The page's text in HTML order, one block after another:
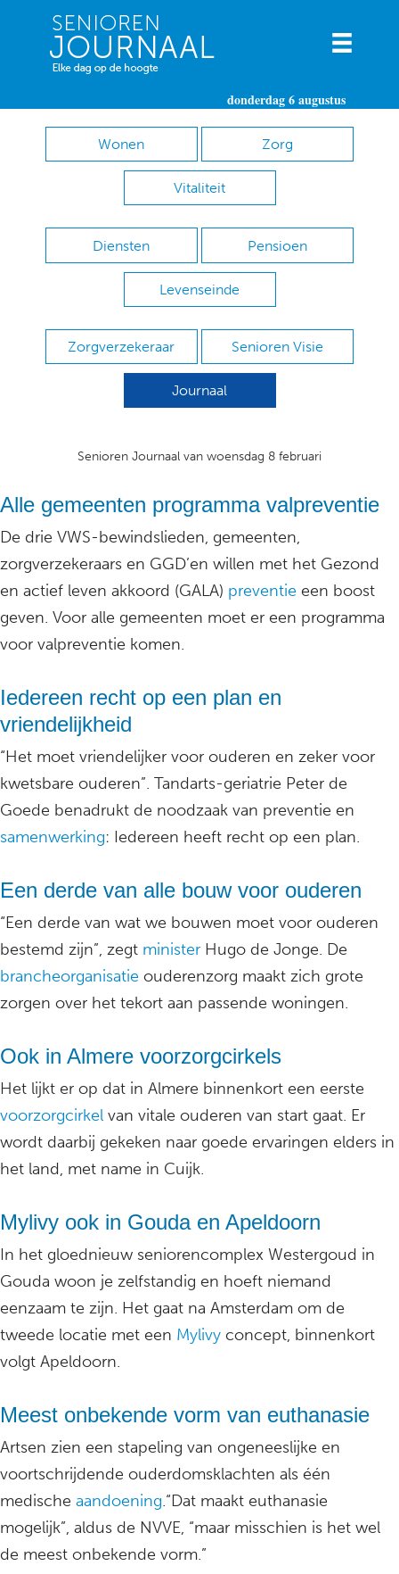
donderdag 6 augustus
Wonen Zorg
Vitaliteit
Diensten Pensioen
Levenseinde
Zorgverzekeraar Senioren Visie
Journaal
Senioren Journaal van woensdag 8 februari
Alle gemeenten programma valpreventie
De drie VWS-bewindslieden, gemeenten,
zorgverzekeraars en GGD’en willen met het Gezond
en actief leven akkoord (GALA) preventie een boost
geven. Voor alle gemeenten moet er een programma
voor valpreventie komen.
Iedereen recht op een plan en
vriendelijkheid
“Het moet vriendelijker voor ouderen en zeker voor
kwetsbare ouderen”. Tandarts-geriatrie Peter de
Goede benadrukt de noodzaak van preventie en
samenwerking: Iedereen heeft recht op een plan.
Een derde van alle bouw voor ouderen
“Een derde van wat we bouwen moet voor ouderen
bestemd zijn”, zegt minister Hugo de Jonge. De
brancheorganisatie ouderenzorg maakt zich grote
zorgen over het tekort aan passende woningen.
Ook in Almere voorzorgcirkels
Het lijkt er op dat in Almere binnenkort een eerste
voorzorgcirkel van vitale ouderen van start gaat. Er
wordt daarbij gekeken naar goede ervaringen elders in
het land, met name in Cuijk.
Mylivy ook in Gouda en Apeldoorn
In het gloednieuw seniorencomplex Westergoud in
Gouda woon je zelfstandig en hoeft niemand
eenzaam te zijn. Het gaat na Amsterdam om de
tweede locatie met een Mylivy concept, binnenkort
volgt Apeldoorn.
Meest onbekende vorm van euthanasie
Artsen zien een stapeling van ongeneeslijke en
voortschrijdende ouderdomsklachten als één
medische aandoening.“Dat maakt euthanasie
mogelijk”, aldus de NVVE, “maar misschien is het wel
de meest onbekende vorm.”